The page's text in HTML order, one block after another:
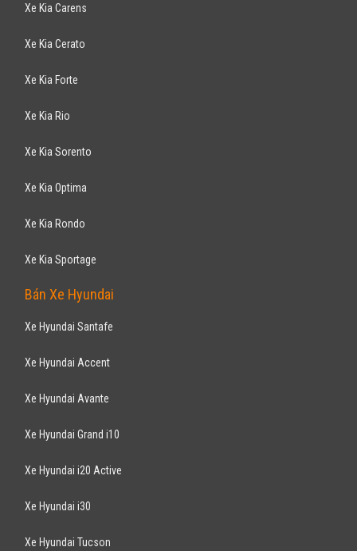
Xe Kia Carens
Xe Kia Cerato
Xe Kia Forte
Xe Kia Rio
Xe Kia Sorento
Xe Kia Optima
Xe Kia Rondo
Xe Kia Sportage
Bán Xe Hyundai
Xe Hyundai Santafe
Xe Hyundai Accent
Xe Hyundai Avante
Xe Hyundai Grand i10
Xe Hyundai i20 Active
Xe Hyundai i30
Xe Hyundai Tucson